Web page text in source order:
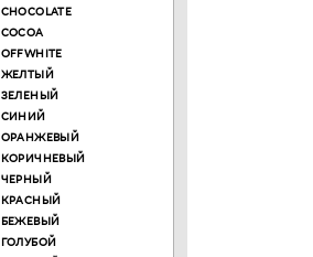
CHOCOLATE
COCOA
OFFWHITE
ЖЕЛТЫЙ
ЗЕЛЕНЫЙ
СИНИЙ
ОРАНЖЕВЫЙ
КОРИЧНЕВЫЙ
ЧЕРНЫЙ
КРАСНЫЙ
БЕЖЕВЫЙ
ГОЛУБОЙ